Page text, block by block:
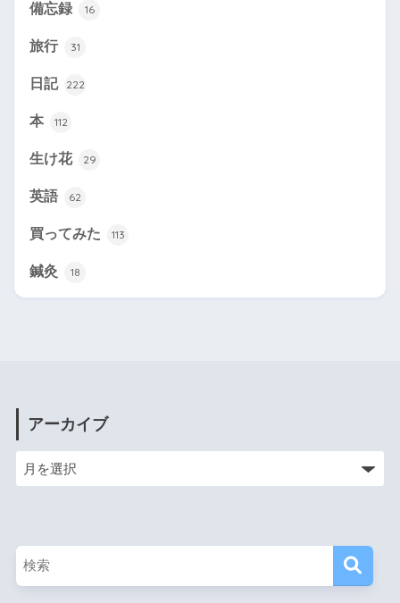
備忘録 16
旅行 31
日記 222
本 112
生け花 29
英語 62
買ってみた 113
鍼灸 18
アーカイブ